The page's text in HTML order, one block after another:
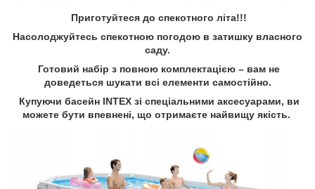
Приготуйтеся до спекотного літа!!!
Насолоджуйтесь спекотною погодою в затишку власного
саду.
Готовий набір з повною комплектацією – вам не
доведеться шукати всі елементи самостійно.
Купуючи басейн INTEX зі спеціальними аксесуарами, ви
можете бути впевнені, що отримаєте найвищу якість.